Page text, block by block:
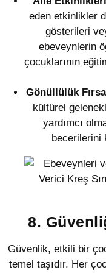
eden etkinlikler
gösterileri
ebeveynlerin
çocuklarının
Gönüllülük
kültürel
yardımcı
becerilerini
8.
Güvenlik, etkili bir
temel taşıdır. Her